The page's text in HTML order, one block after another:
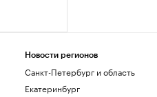
Новости регионов
Санкт-Петербург и область
Екатеринбург